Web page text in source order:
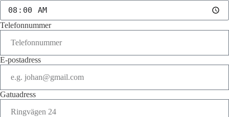
Telefonnummer
E-postadress
Gatuadress